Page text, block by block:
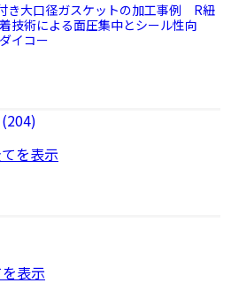
き大口径ガスケットの加工事例 R紐
技術による面圧集中とシール性向
イコー
を表示
表示